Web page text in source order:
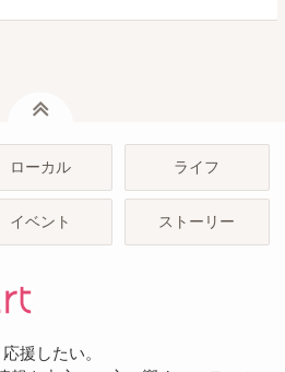
ローカル ライフ
イベント ストーリー
援したい。